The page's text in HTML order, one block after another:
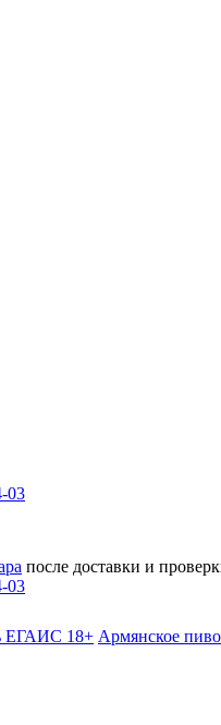
03
после доставки и
03
ЕГАИС 18+ Армянское пиво